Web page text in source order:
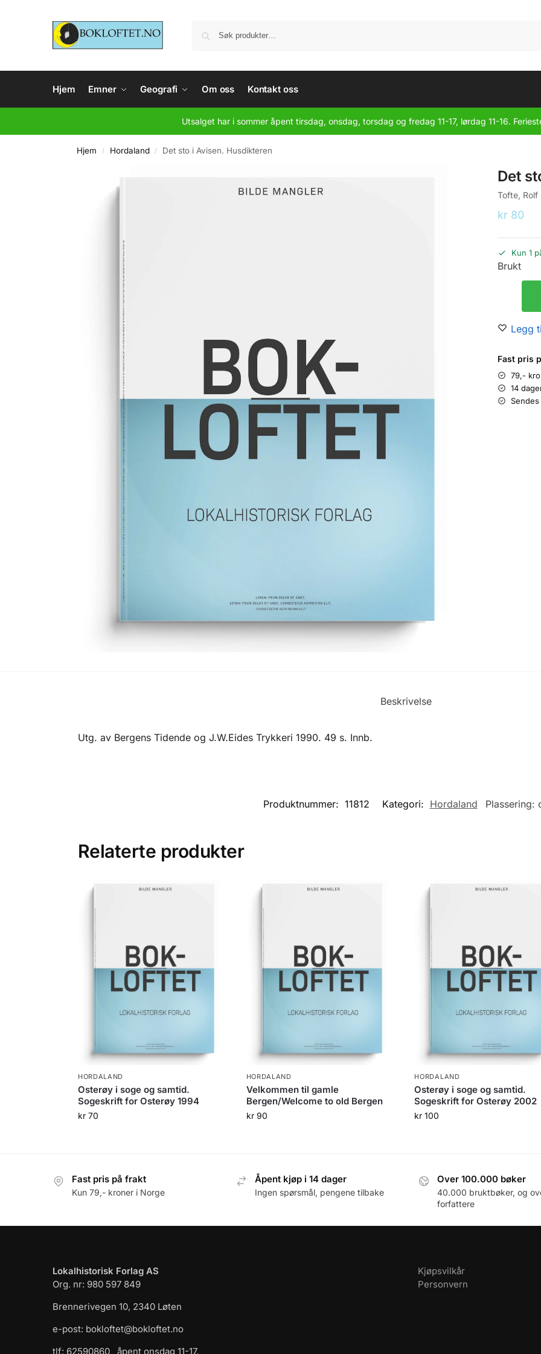
Hjem Emner Geografi Om oss Kontakt oss
Utsalget har i sommer åpent tirsdag, onsdag, torsdag og fredag 11-17, lørdag 11-16.
Hjem / Hordaland / Det sto i Avisen. Husdikteren
Det
Tofte, Rolf
kr 80
Kun 1
Brukt
Legg
Fast pris
79,-
14
Beskrivelse
Utg. av Bergens Tidende og J.W.Eides Trykkeri 1990. 49 s. Innb.
Produktnummer: 11812 Kategori: Hordaland Plassering:
Relaterte produkter
HORDALAND
Osterøy i soge og samtid.
Sogeskrift for Osterøy 1994
kr70
HORDALAND
Velkommen til gamle
Bergen/Welcome to old Bergen
kr90
HORDALAND
Osterøy i soge og samtid.
Sogeskrift for Osterøy 2002
kr 100
Fast pris på frakt
Kun 79,- kroner i Norge
Åpent kjøp i 14 dager
Ingen spørsmål, pengene tilbake
Over 100.000 bøker
40.000 bruktbøker, og
forfattere
Lokalhistorisk Forlag AS
Org. nr: 980 597 849
Brennerivegen 10, 2340 Løten
e-post: bokloftet@bokloftet.no
tlf: 62590860 åpent onsdag 11-17,
Kjøpsvilkår
Personvern